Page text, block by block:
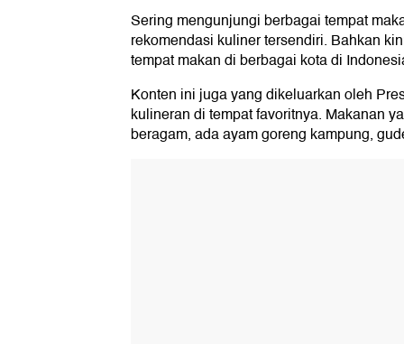
Sering mengunjungi berbagai tempat
rekomendasi kuliner tersendiri. Bahkan
tempat makan di berbagai kota di
Konten ini juga yang dikeluarkan oleh
kulineran di tempat favoritnya. Makanan
beragam, ada ayam goreng kampung,